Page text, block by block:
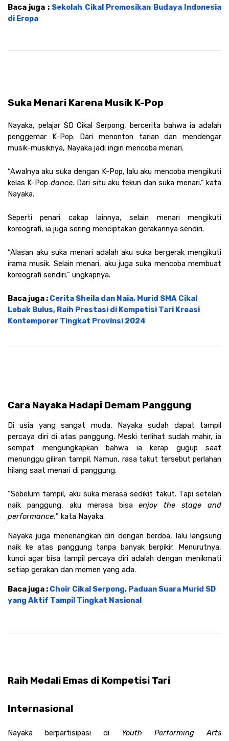
Baca juga : Sekolah Cikal Promosikan Budaya Indonesia
di Eropa
Suka Menari Karena Musik K-Pop
Nayaka, pelajar SD Cikal Serpong, bercerita bahwa ia adalah
penggemar K-Pop. Dari menonton tarian dan mendengar
musik-musiknya, Nayaka jadi ingin mencoba menari.
“Awalnya aku suka dengan K-Pop, lalu aku mencoba mengikuti
kelas K-Pop dance. Dari situ aku tekun dan suka menari.” kata
Nayaka.
Seperti penari cakap lainnya, selain menari mengikuti
koreografi, ia juga sering menciptakan gerakannya sendiri.
“Alasan aku suka menari adalah aku suka bergerak mengikuti
irama musik. Selain menari, aku juga suka mencoba membuat
koreografi sendiri.” ungkapnya.
Baca juga : Cerita Sheila dan Naia, Murid SMA Cikal
Lebak Bulus, Raih Prestasi di Kompetisi Tari Kreasi
Kontemporer Tingkat Provinsi 2024
Cara Nayaka Hadapi Demam Panggung
Di usia yang sangat muda, Nayaka sudah dapat tampil
percaya diri di atas panggung. Meski terlihat sudah mahir, ia
sempat mengungkapkan bahwa ia kerap gugup saat
menunggu giliran tampil. Namun, rasa takut tersebut perlahan
hilang saat menari di panggung.
“Sebelum tampil, aku suka merasa sedikit takut. Tapi setelah
naik panggung, aku merasa bisa enjoy the stage and
performance.” kata Nayaka.
Nayaka juga menenangkan diri dengan berdoa, lalu langsung
naik ke atas panggung tanpa banyak berpikir. Menurutnya,
kunci agar bisa tampil percaya diri adalah dengan menikmati
setiap gerakan dan momen yang ada.
Baca juga : Choir Cikal Serpong, Paduan Suara Murid SD
yang Aktif Tampil Tingkat Nasional
Raih Medali Emas di Kompetisi Tari
Internasional
Nayaka berpartisipasi di Youth Performing Arts